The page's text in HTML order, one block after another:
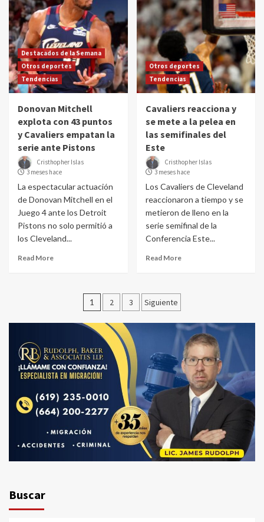
Destacados de la Semana
Otros deportes
Tendencias
Donovan Mitchell
explota con 43 puntos
y Cavaliers empatan la
serie ante Pistons
Cristhopher Islas
3 meses hace
La espectacular actuación
de Donovan Mitchell en el
Juego 4 ante los Detroit
Pistons no solo permitió a
los Cleveland...
Read More
Otros deportes
Tendencias
Cavaliers reacciona y
se mete a la pelea en
las semifinales del
Este
Cristhopher Islas
3 meses hace
Los Cavaliers de Cleveland
reaccionaron a tiempo y se
metieron de lleno en la
serie semifinal de la
Conferencia Este...
Read More
Paginación
de
entradas
1 2 3 Siguiente
Buscar